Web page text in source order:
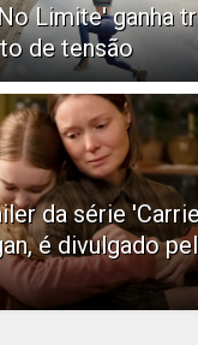
Limite' ganha
de tensão
da série
é divulgado